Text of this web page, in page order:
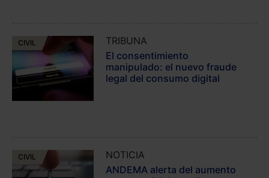
CIVIL
TRIBUNA
El consentimiento
manipulado: el nuevo fraude
legal del consumo digital
CIVIL
NOTICIA
ANDEMA alerta del aumento